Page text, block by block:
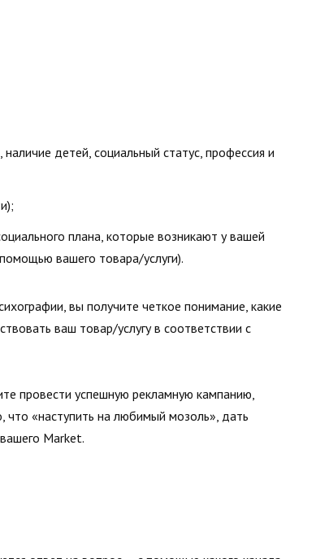
детей, социальный статус, профессия и
плана, которые возникают у вашей
вашего товара/услуги).
вы получите четкое понимание, какие
ваш товар/услугу в соответствии с
провести успешную рекламную кампанию,
что «наступить на любимый мозоль», дать
Market.